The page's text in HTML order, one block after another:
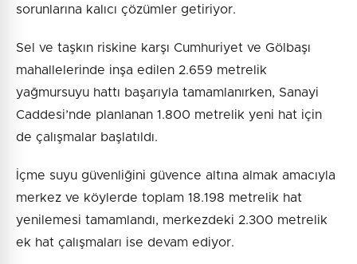
sorunlarına kalıcı çözümler getiriyor.
Sel ve taşkın riskine karşı Cumhuriyet ve Gölbaşı
mahallelerinde inşa edilen 2.659 metrelik
yağmursuyu hattı başarıyla tamamlanırken, Sanayi
Caddesi’nde planlanan 1.800 metrelik yeni hat için
de çalışmalar başlatıldı.
İçme suyu güvenliğini güvence altına almak amacıyla
merkez ve köylerde toplam 18.198 metrelik hat
yenilemesi tamamlandı, merkezdeki 2.300 metrelik
ek hat çalışmaları ise devam ediyor.